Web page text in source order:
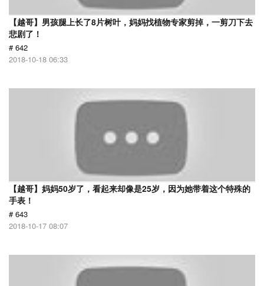
【越哥】男孩腿上长了8片树叶，妈妈找植物专家剪掉，一剪刀下去
悲剧了！
# 642
2018-10-18 06:33
【越哥】妈妈50岁了，看起来却像是25岁，因为她带着这个特殊的
手表！
# 643
2018-10-17 08:07